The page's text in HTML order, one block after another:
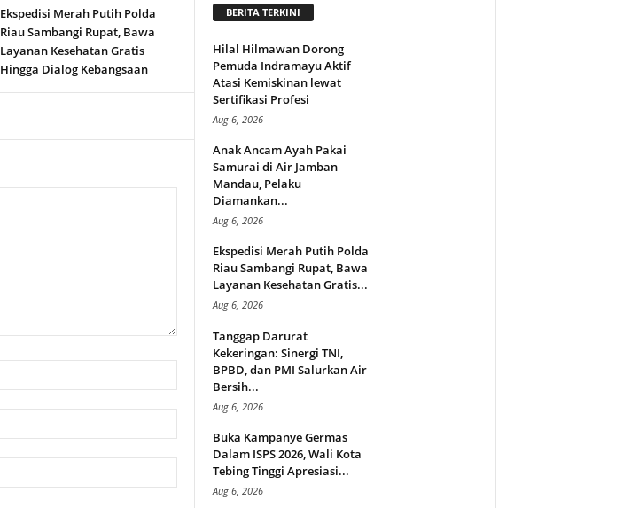
Ekspedisi Merah Putih Polda
Riau Sambangi Rupat, Bawa
Layanan Kesehatan Gratis
Hingga Dialog Kebangsaan
BERITA TERKINI
Hilal Hilmawan Dorong
Pemuda Indramayu Aktif
Atasi Kemiskinan lewat
Sertifikasi Profesi
Aug 6, 2026
Anak Ancam Ayah Pakai
Samurai di Air Jamban
Mandau, Pelaku
Diamankan...
Aug 6, 2026
Ekspedisi Merah Putih Polda
Riau Sambangi Rupat, Bawa
Layanan Kesehatan Gratis...
Aug 6, 2026
Tanggap Darurat
Kekeringan: Sinergi TNI,
BPBD, dan PMI Salurkan Air
Bersih...
Aug 6, 2026
Buka Kampanye Germas
Dalam ISPS 2026, Wali Kota
Tebing Tinggi Apresiasi...
Aug 6, 2026